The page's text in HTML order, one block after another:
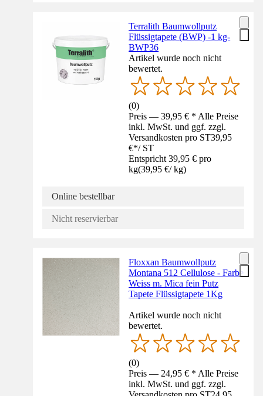
Terralith Baumwollputz
Flüssigtapete (BWP) -1 kg-
BWP36
Artikel wurde noch nicht
bewertet.
(0)
Preis — 39,95 € * Alle Preise
inkl. MwSt. und ggf. zzgl.
Versandkosten pro ST39,95
€*/ ST
Entspricht 39,95 € pro
kg(39,95 €/ kg)
Online bestellbar
Nicht reservierbar
Floxxan Baumwollputz
Montana 512 Cellulose - Farbe
Weiss m. Mica fein Putz
Tapete Flüssigtapete 1Kg
Artikel wurde noch nicht
bewertet.
(0)
Preis — 24,95 € * Alle Preise
inkl. MwSt. und ggf. zzgl.